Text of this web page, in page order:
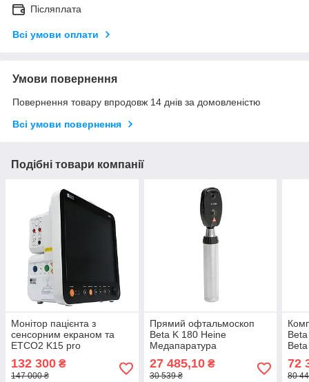
Післяплата
Всі умови оплати
Умови повернення
Повернення товару впродовж 14 днів за домовленістю
Всі умови повернення
Подібні товари компанії
Монітор пацієнта з
сенсорним екраном та
ETCO2 K15 pro
Медапаратура
132 300 ₴
147 000 ₴
Прямий офтальмоскоп
Веtа K 180 Heine
Медапаратура
27 485,10₴
30 539 ₴
Веtа
72
80